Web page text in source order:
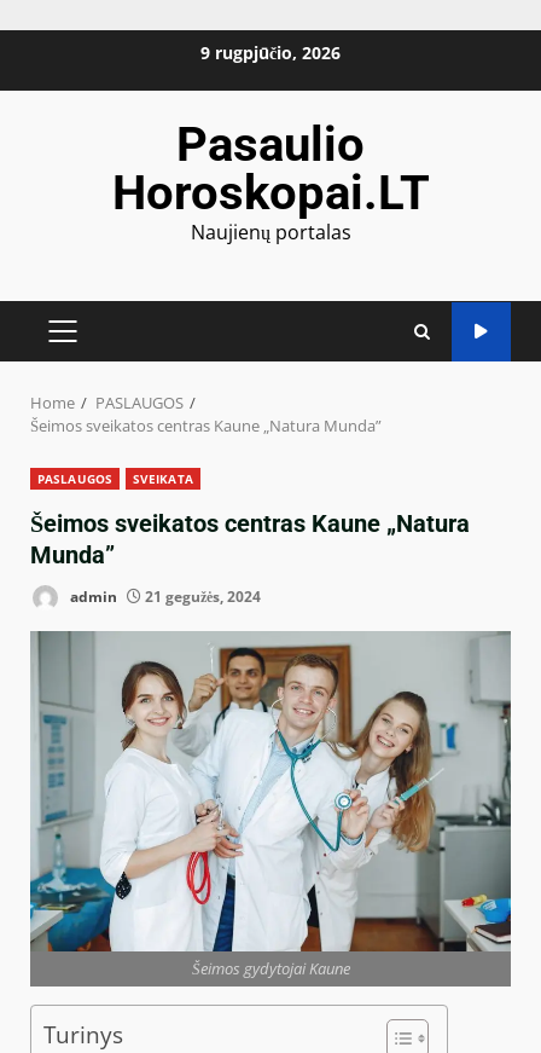
9 rugpjūčio, 2026
Pasaulio
Horoskopai.LT
Naujienų portalas
PRIMARY
Home
PASLAUGOS
Šeimos sveikatos centras Kaune „Natura Munda”
PASLAUGOS SVEIKATA
Šeimos sveikatos centras Kaune „Natura
Munda”
admin 21 gegužės, 2024
Šeimos gydytojai Kaune
Turinys